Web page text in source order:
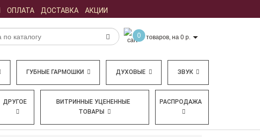
ОПЛАТА ДОСТАВКА АКЦИИ
0 товаров, на 0 р.
ГУБНЫЕ ГАРМОШКИ ДУХОВЫЕ ЗВУК
ДРУГОЕ
ВИТРИННЫЕ УЦЕНЕННЫЕ
ТОВАРЫ
РАСПРОДАЖА